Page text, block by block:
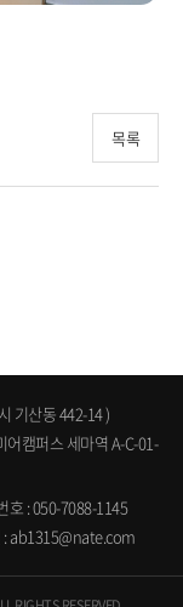
목록
기산동 442-14 )
캠퍼스 세마역 A-C-01-
호 : 050-7088-1145
:ab1315@nate.com